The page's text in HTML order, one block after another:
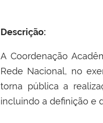
Descrição:
A Coordenação
Rede Nacional, no
torna pública a
incluindo a definição e